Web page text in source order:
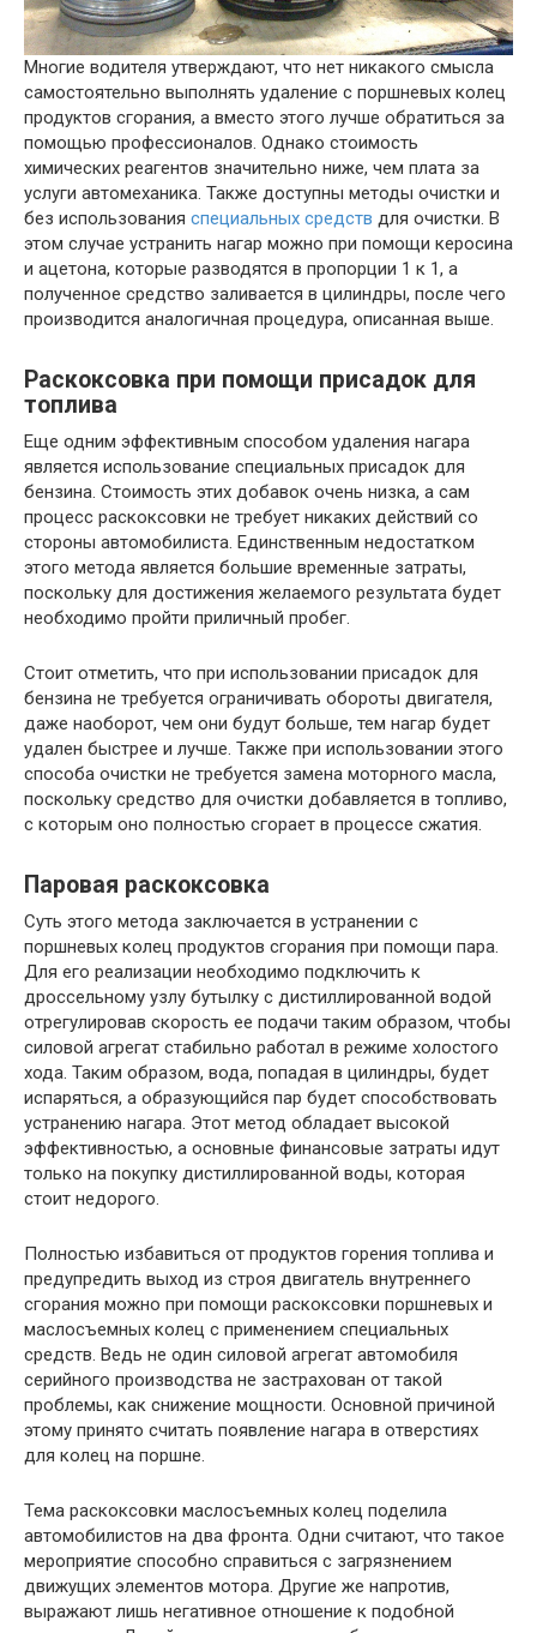
Многие водителя утверждают, что нет никакого смысла
самостоятельно выполнять удаление с поршневых колец
продуктов сгорания, а вместо этого лучше обратиться за
помощью профессионалов. Однако стоимость
химических реагентов значительно ниже, чем плата за
услуги автомеханика. Также доступны методы очистки и
без использования специальных средств для очистки. В
этом случае устранить нагар можно при помощи керосина
и ацетона, которые разводятся в пропорции 1 к 1, а
полученное средство заливается в цилиндры, после чего
производится аналогичная процедура, описанная выше.
Раскоксовка при помощи присадок для
топлива
Еще одним эффективным способом удаления нагара
является использование специальных присадок для
бензина. Стоимость этих добавок очень низка, а сам
процесс раскоксовки не требует никаких действий со
стороны автомобилиста. Единственным недостатком
этого метода является большие временные затраты,
поскольку для достижения желаемого результата будет
необходимо пройти приличный пробег.
Стоит отметить, что при использовании присадок для
бензина не требуется ограничивать обороты двигателя,
даже наоборот, чем они будут больше, тем нагар будет
удален быстрее и лучше. Также при использовании этого
способа очистки не требуется замена моторного масла,
поскольку средство для очистки добавляется в топливо,
с которым оно полностью сгорает в процессе сжатия.
Паровая раскоксовка
Суть этого метода заключается в устранении с
поршневых колец продуктов сгорания при помощи пара.
Для его реализации необходимо подключить к
дроссельному узлу бутылку с дистиллированной водой
отрегулировав скорость ее подачи таким образом, чтобы
силовой агрегат стабильно работал в режиме холостого
хода. Таким образом, вода, попадая в цилиндры, будет
испаряться, а образующийся пар будет способствовать
устранению нагара. Этот метод обладает высокой
эффективностью, а основные финансовые затраты идут
только на покупку дистиллированной воды, которая
стоит недорого.
Полностью избавиться от продуктов горения топлива и
предупредить выход из строя двигатель внутреннего
сгорания можно при помощи раскоксовки поршневых и
маслосъемных колец с применением специальных
средств. Ведь не один силовой агрегат автомобиля
серийного производства не застрахован от такой
проблемы, как снижение мощности. Основной причиной
этому принято считать появление нагара в отверстиях
для колец на поршне.
Тема раскоксовки маслосъемных колец поделила
автомобилистов на два фронта. Одни считают, что такое
мероприятие способно справиться с загрязнением
движущих элементов мотора. Другие же напротив,
выражают лишь негативное отношение к подобной